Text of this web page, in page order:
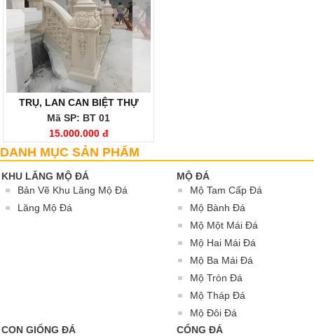
TRỤ, LAN CAN BIỆT THỰ
Mã SP: BT 01
15.000.000 đ
DANH MỤC SẢN PHẨM
KHU LĂNG MỘ ĐÁ
Bản Vẽ Khu Lăng Mộ Đá
Lăng Mộ Đá
MỘ ĐÁ
Mộ Tam Cấp Đá
Mộ Bành Đá
Mộ Một Mái Đá
Mộ Hai Mái Đá
Mộ Ba Mái Đá
Mộ Tròn Đá
Mộ Tháp Đá
Mộ Đôi Đá
CON GIỐNG ĐÁ
CỔNG ĐÁ